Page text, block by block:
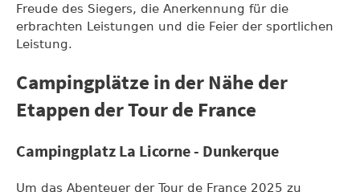
Freude des Siegers, die Anerkennung für die
erbrachten Leistungen und die Feier der sportlichen
Leistung.
Campingplätze in der Nähe der
Etappen der Tour de France
Campingplatz La Licorne - Dunkerque
Um das Abenteuer der Tour de France 2025 zu